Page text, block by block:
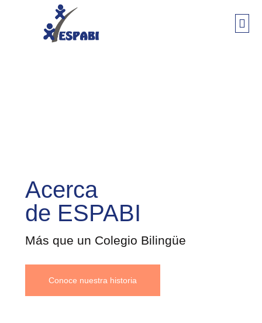
Acerca
de ESPABI
Más que un Colegio Bilingüe
Conoce nuestra historia